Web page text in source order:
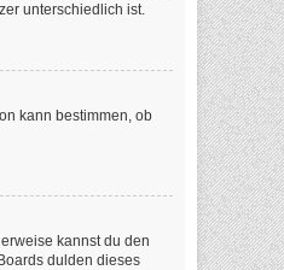
unterschiedlich ist.
kann bestimmen, ob
kannst du den
dulden dieses